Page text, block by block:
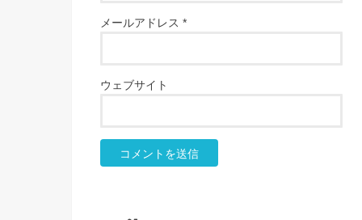
メールアドレス *
ウェブサイト